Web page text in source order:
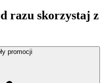
razu skorzystaj z
promocji